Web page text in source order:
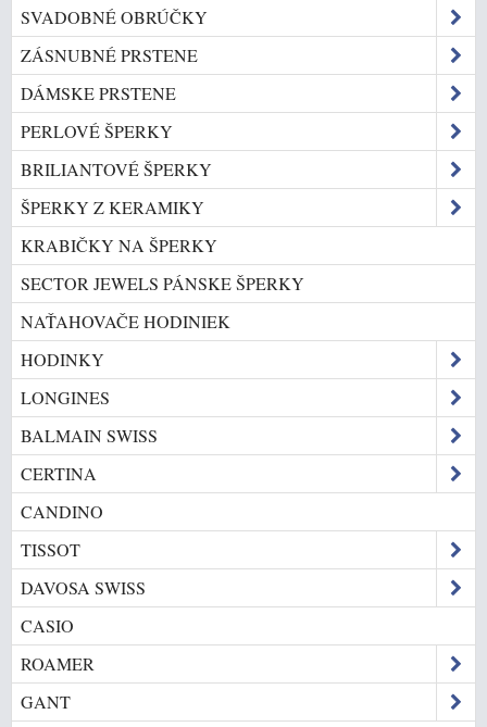
SVADOBNÉ OBRÚČKY
ZÁSNUBNÉ PRSTENE
DÁMSKE PRSTENE
PERLOVÉ ŠPERKY
BRILIANTOVÉ ŠPERKY
ŠPERKY Z KERAMIKY
KRABIČKY NA ŠPERKY
SECTOR JEWELS PÁNSKE ŠPERKY
NAŤAHOVAČE HODINIEK
HODINKY
LONGINES
BALMAIN SWISS
CERTINA
CANDINO
TISSOT
DAVOSA SWISS
CASIO
ROAMER
GANT